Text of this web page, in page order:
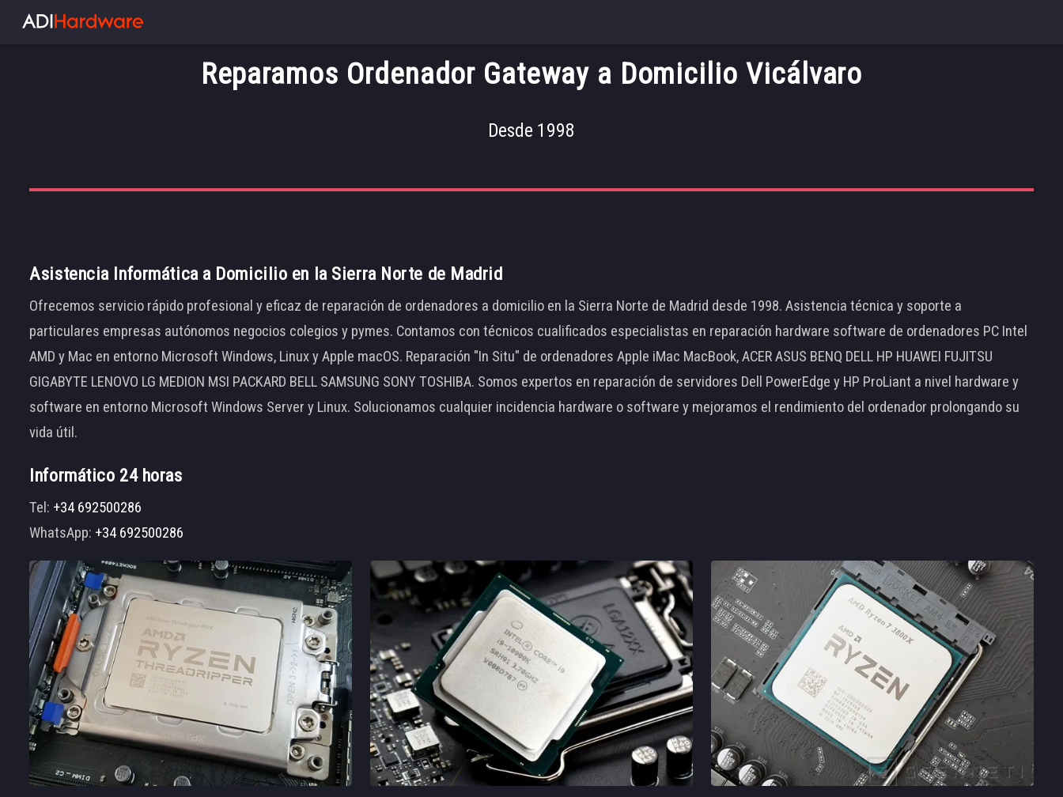
Reparamos Ordenador Gateway a Domicilio Vicálvaro
Desde 1998
Asistencia Informática a Domicilio en la Sierra Norte de Madrid
Ofrecemos servicio rápido profesional y eficaz de reparación de ordenadores a domicilio en la Sierra Norte de Madrid desde 1998. Asistencia técnica y soporte a
particulares empresas autónomos negocios colegios y pymes. Contamos con técnicos cualificados especialistas en reparación hardware software de ordenadores PC Intel
AMD y Mac en entorno Microsoft Windows, Linux y Apple macOS. Reparación "In Situ" de ordenadores Apple iMac MacBook, ACER ASUS BENQ DELL HP HUAWEI FUJITSU
GIGABYTE LENOVO LG MEDION MSI PACKARD BELL SAMSUNG SONY TOSHIBA. Somos expertos en reparación de servidores Dell PowerEdge y HP ProLiant a nivel hardware y
software en entorno Microsoft Windows Server y Linux. Solucionamos cualquier incidencia hardware o software y mejoramos el rendimiento del ordenador prolongando su
vida útil.
Informático 24 horas
Tel: +34 692500286
WhatsApp: +34 692500286